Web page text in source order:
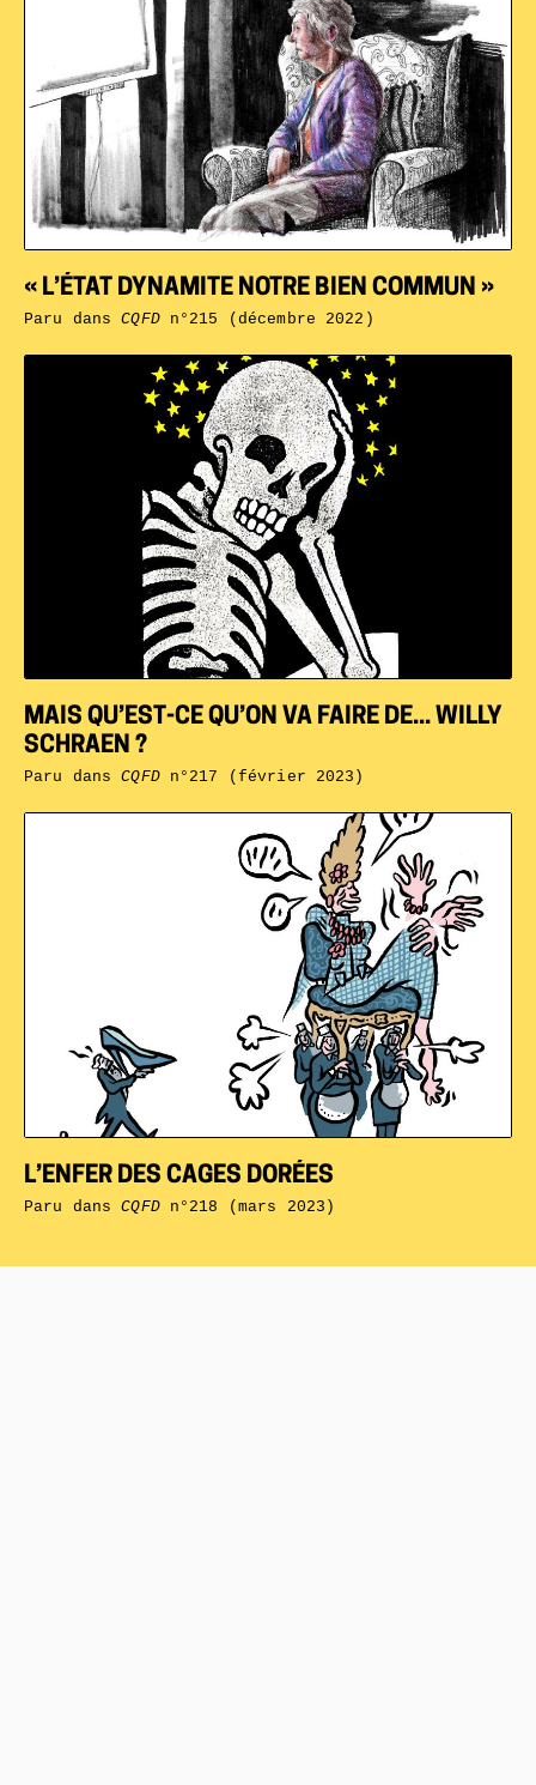
L’ENFER DES CAGES DORÉES
Paru dansCQFDn°218 (mars 2023)
MAIS QU’EST-CE QU’ON VA FAIRE DE... WILLY
SCHRAEN ?
Paru dansCQFDn°217 (février 2023)
« L’ÉTAT DYNAMITE NOTRE BIEN COMMUN »
Paru dansCQFDn°215 (décembre 2022)